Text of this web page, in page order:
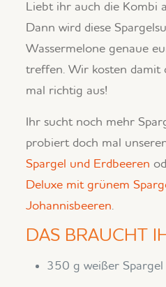
Liebt ihr auch die Kombi
Dann wird diese
Wassermelone genaue
treffen. Wir kosten damit
mal richtig aus!
Ihr sucht noch mehr
probiert doch mal
Spargel und Erdbeeren
Deluxe mit grünem
Johannisbeeren.
DAS BRAUCHT
350 g weißer Spargel